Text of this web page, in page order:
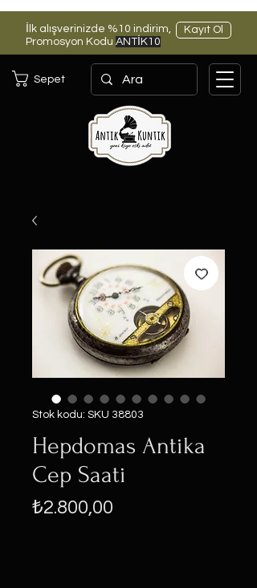
İlk alışverinizde %10 indirim,
Promosyon Kodu ANTİK10
Kayıt Ol
Sepet
Stok kodu: SKU 38803
Hepdomas Antika
Cep Saati
₺2.800,00